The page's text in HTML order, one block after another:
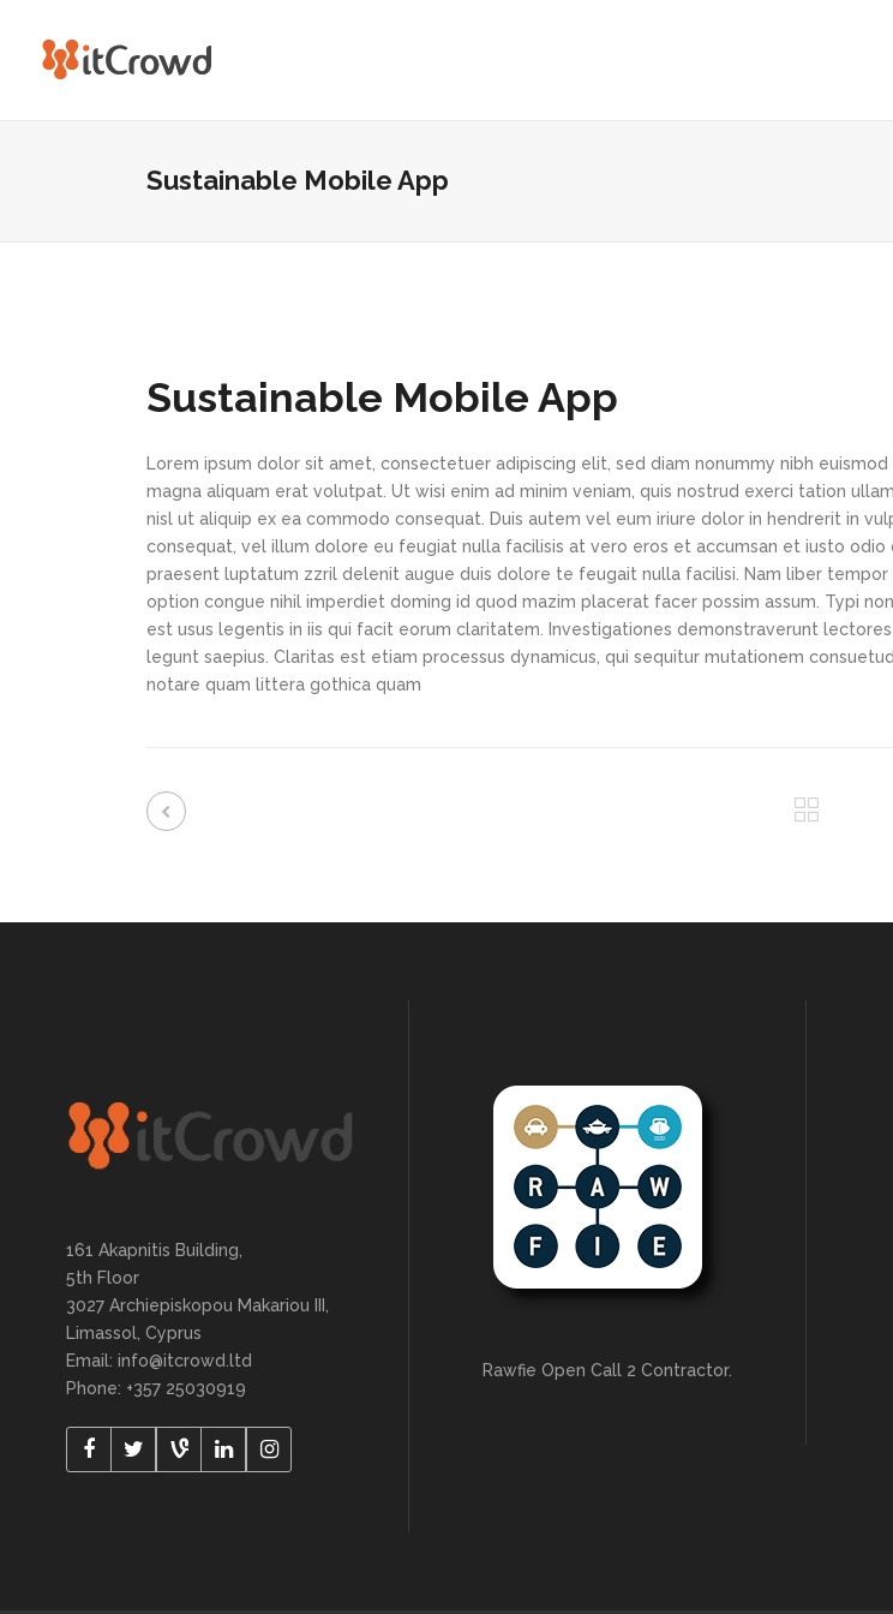
Sustainable Mobile App
Sustainable Mobile App
Lorem ipsum dolor sit amet, consectetuer adipiscing elit, sed diam nonummy nibh
magna aliquam erat volutpat. Ut wisi enim ad minim veniam, quis nostrud exerci tation
nisl ut aliquip ex ea commodo consequat. Duis autem vel eum iriure dolor in hendrerit in
consequat, vel illum dolore eu feugiat nulla facilisis at vero eros et accumsan et iusto odio
praesent luptatum zzril delenit augue duis dolore te feugait nulla facilisi. Nam liber
option congue nihil imperdiet doming id quod mazim placerat facer possim assum. Typi
est usus legentis in iis qui facit eorum claritatem. Investigationes demonstraverunt
legunt saepius. Claritas est etiam processus dynamicus, qui sequitur mutationem
notare quam littera gothica quam
161 Akapnitis Building,
5th Floor
3027 Archiepiskopou Makariou III,
Limassol, Cyprus
Email: info@itcrowd.ltd
Phone: +357 25030919
Rawfie Open Call 2 Contractor.